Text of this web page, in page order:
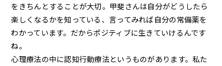
をきちんとすることが大切。甲斐さんは自分がどうしたら
楽しくなるかを知っている、言ってみれば自分の常備薬を
わかっています。だからポジティブに生きていけるんです
ね。
心理療法の中に認知行動療法というものがあります。私た